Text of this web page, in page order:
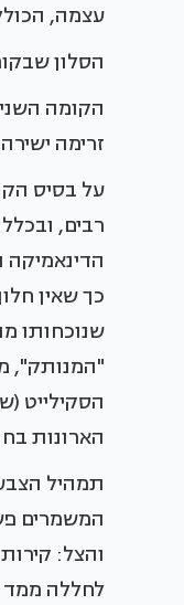
עצמה,
הסלון
הקומה
זרימה
על בסיס
רבים,
כך שאין
שנוכחותו
"המנותק",
הסקילייט
הארונות
תמהיל
המשמרים
והצל:
לחללה ממד